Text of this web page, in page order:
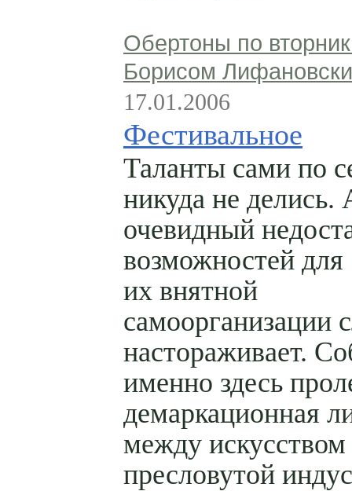
Обертоны по
Борисом
17.01.2006
Фестивальное
Таланты сами по
никуда не делись.
очевидный
возможностей для
их внятной
самоорганизации
настораживает.
именно здесь
демаркационная
между
пресловутой